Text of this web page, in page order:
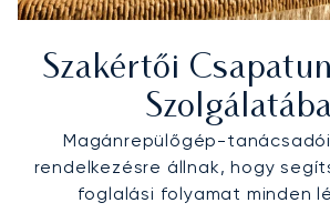
Szakértői
Magánrepülőgép-
rendelkezésre állnak, hogy
foglalási folyamat minden